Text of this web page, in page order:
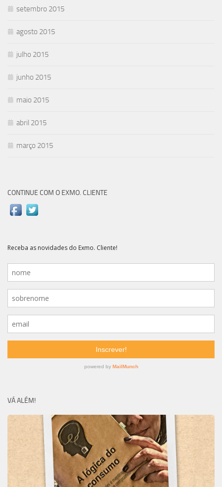
setembro 2015
agosto 2015
julho 2015
junho 2015
maio 2015
abril 2015
março 2015
CONTINUE COM O EXMO. CLIENTE
VÁ ALÉM!